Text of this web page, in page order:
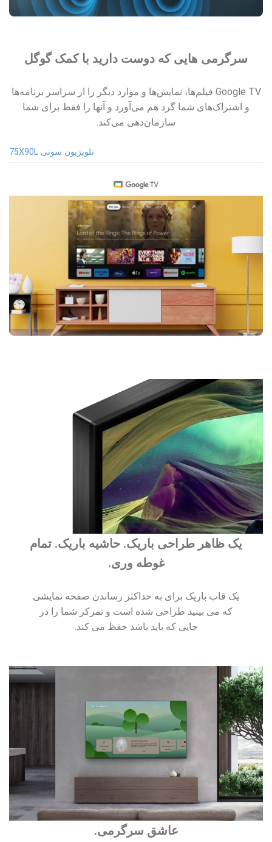
سرگرمی هایی که دوست دارید با کمک گوگل
Google TV فیلم‌ها، نمایش‌ها و موارد دیگر را از سراسر برنامه‌ها
و اشتراک‌های شما گرد هم می‌آورد و آنها را فقط برای شما
سازمان‌دهی می‌کند.
تلویزیون سونی 75X90L
یک ظاهر طراحی باریک. حاشیه باریک. تمام
غوطه وری.
یک قاب باریک برای به حداکثر رساندن صفحه نمایشی
که می بینید طراحی شده است و تمرکز شما را در
جایی که باید باشد حفظ می کند.
عاشق سرگرمی.